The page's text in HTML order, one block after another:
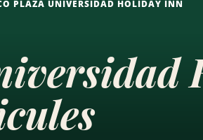
PLAZA UNIVERSIDAD HOLIDAY INN